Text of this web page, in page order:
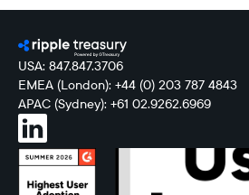
USA: 847.847.3706
EMEA (London): +44 (0) 203 787 4843
APAC (Sydney): +61 02.9262.6969